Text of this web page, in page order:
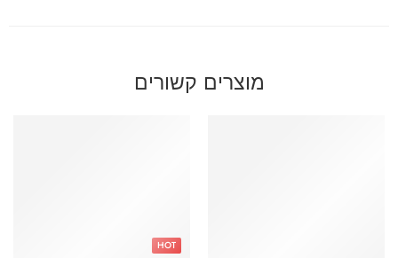
מוצרים קשורים
HOT